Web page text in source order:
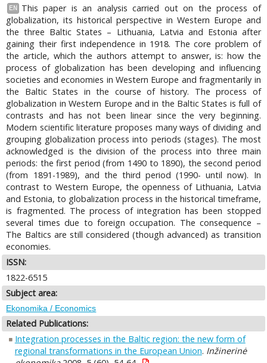
EN
This paper is an analysis carried out on the process of
globalization, its historical perspective in Western Europe and
the three Baltic States – Lithuania, Latvia and Estonia after
gaining their first independence in 1918. The core problem of
the article, which the authors attempt to answer, is: how the
process of globalization has been developing and influencing
societies and economies in Western Europe and fragmentarily in
the Baltic States in the course of history. The process of
globalization in Western Europe and in the Baltic States is full of
contrasts and has not been linear since the very beginning.
Modern scientific literature proposes many ways of dividing and
grouping globalization process into periods (stages). The most
acknowledged is the division of the process into three main
periods: the first period (from 1490 to 1890), the second period
(from 1891-1989), and the third period (1990- until now). In
contrast to Western Europe, the openness of Lithuania, Latvia
and Estonia, to globalization process in the historical timeframe,
is fragmented. The process of integration has been stopped
several times due to foreign occupation. The consequence –
The Baltics are still considered (though advanced) as transition
economies.
ISSN:
1822-6515
Subject area:
Ekonomika / Economics
Related Publications:
Integration processes in the Baltic region: the new form of
regional transformations in the European Union. Inžinerinė